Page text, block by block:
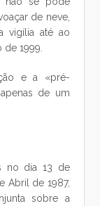
de neve,
vigília até ao
1999.
e a «pré-
de um
no dia 13 de
Abril de 1987,
sobre a